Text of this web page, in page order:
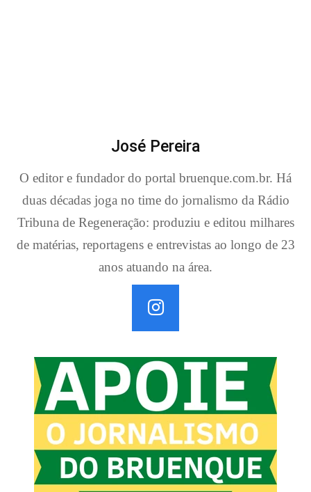
José Pereira
O editor e fundador do portal bruenque.com.br. Há
duas décadas joga no time do jornalismo da Rádio
Tribuna de Regeneração: produziu e editou milhares
de matérias, reportagens e entrevistas ao longo de 23
anos atuando na área.